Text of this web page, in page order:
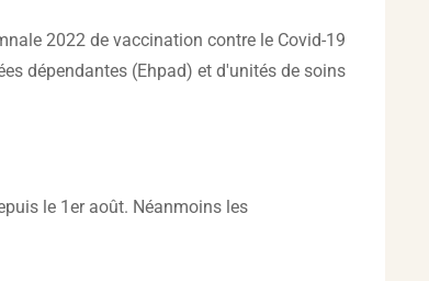
2022 de vaccination contre le Covid-19
dépendantes (Ehpad) et d'unités de soins
le 1er août. Néanmoins les